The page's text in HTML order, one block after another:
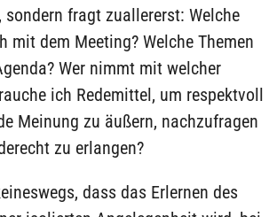
sondern fragt zuallererst: Welche
mit dem Meeting? Welche Themen
Wer nimmt mit welcher
ich Redemittel, um respektvoll
Meinung zu äußern, nachzufragen
zu erlangen?
dass das Erlernen des